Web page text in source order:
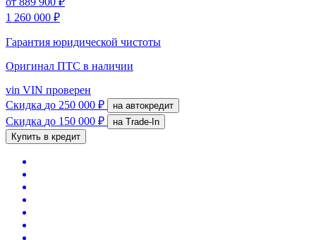
1 260 000 ₽
Гарантия юридической чистоты
Оригинал ПТС в наличии
vin VIN проверен
Скидка до 250 000 ₽ на автокредит
Скидка до 150 000 ₽
на Trade-In
Купить в кредит